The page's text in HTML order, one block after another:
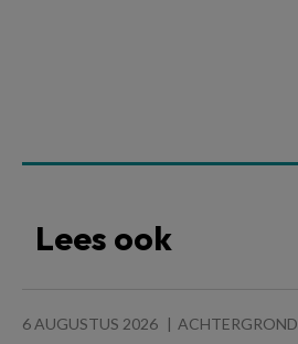
Lees ook
6 AUGUSTUS 2026 ACHTERGROND